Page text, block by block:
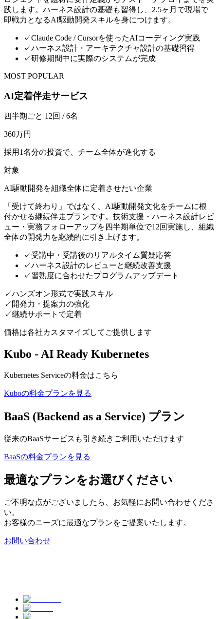
践します。ハーネス設計の基礎も習得し、2.5ヶ月で現場で
即戦力となるAI駆動開発スキルを身につけます。
✓Claude Code / Cursorを使ったAIコーディング実践
✓ハーネス設計・アーキテクチャ設計の基礎習得
✓研修期間中に実際のシステムが完成
MOST POPULAR
AI定着伴走サービス
四半期ごと 12回 / 6名
360万円
採用1名分の投資で、チーム全体が進化する
対象
AI駆動開発を組織全体に定着させたい企業
「受けて終わり」ではなく、AI駆動開発文化をチームに根
付かせる継続伴走プランです。技術支援・ハーネス設計レビ
ュー・実務フォローアップを四半期単位で12回実施し、組織
全体の開発力を継続的に引き上げます。
✓受講中・受講後のリアルタイム質疑応答
✓ハーネス設計のレビューと継続改善支援
✓習熟度に合わせたプログラムアップデート
✓ハンズオン形式で実践スキル
✓ 開発力・提案力の強化
✓継続サポートで定着
価格は各社カスタマイズしてご提供します
Kubo - AI Ready Kubernetes
Kubernetes Serviceの料金はこちら
Kuboの料金プランを見る
BaaS (Backend as a Service) プラン
従来のBaaSサービスも引き続きご利用いただけます
BaaSの料金プランを見る
最適なプランをお選びください
ご不明な点がございましたら、お気軽にお問い合わせくださ
い。
お客様のニーズに最適なプランをご提案いたします。
お問い合わせ